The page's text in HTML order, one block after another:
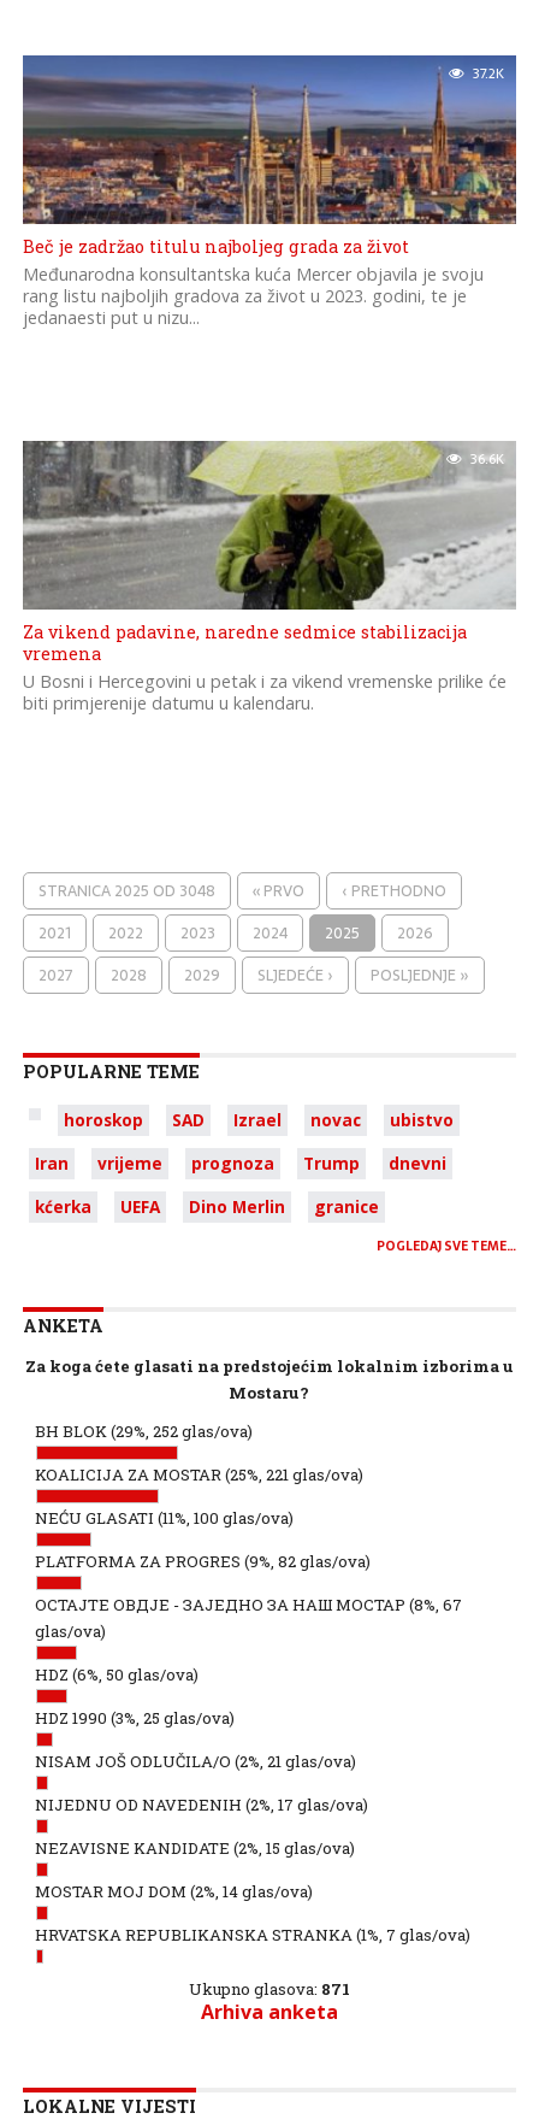
37.2K
Beč je zadržao titulu najboljeg grada za život
Međunarodna konsultantska kuća Mercer objavila je svoju
rang listu najboljih gradova za život u 2023. godini, te je
jedanaesti put u nizu...
36.6K
Za vikend padavine, naredne sedmice stabilizacija
vremena
U Bosni i Hercegovini u petak i za vikend vremenske prilike će
biti primjerenije datumu u kalendaru.
STRANICA 2025 OD 3048 « PRVO
‹ PRETHODNO
2021
2022 2023 2024 2025
2026
2027
2028 2029 SLJEDEĆE › POSLJEDNJE »
POPULARNE TEME
horoskop SAD Izrael novac
ubistvo
Iran
vrijeme prognoza Trump
dnevni
kćerka
UEFA Dino Merlin granice
POGLEDAJ SVE TEME…
ANKETA
Za koga ćete glasati na predstojećim lokalnim izborima u
Mostaru?
BH BLOK(29%, 252 glas/ova)
KOALICIJA ZA MOSTAR(25%, 221 glas/ova)
NEĆU GLASATI (11%, 100 glas/ova)
PLATFORMA ZA PROGRES (9%, 82 glas/ova)
ОСТАЈТЕ ОВДЈЕ - ЗАЈЕДНО ЗА НАШ МОСТАР (8%, 67
glas/ova)
HDZ (6%, 50 glas/ova)
HDZ 1990 (3%, 25 glas/ova)
NISAM JOŠ ODLUČILA/O (2%, 21 glas/ova)
NIJEDNU OD NAVEDENIH (2%, 17 glas/ova)
NEZAVISNE KANDIDATE (2%, 15 glas/ova)
MOSTAR MOJ DOM (2%, 14 glas/ova)
HRVATSKA REPUBLIKANSKA STRANKA(1%, 7 glas/ova)
Ukupno glasova: 871
Arhiva anketa
LOKALNE VIJESTI